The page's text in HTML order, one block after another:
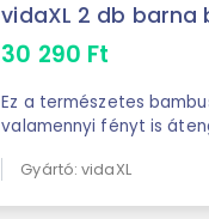
vidaXL 2 db barna
30 290 Ft
Ez a természetes
valamennyi fényt is
Gyártó: vidaXL